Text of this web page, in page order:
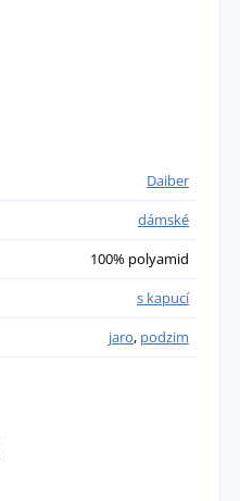
Daiber
dámské
100% polyamid
s kapucí
jaro, podzim